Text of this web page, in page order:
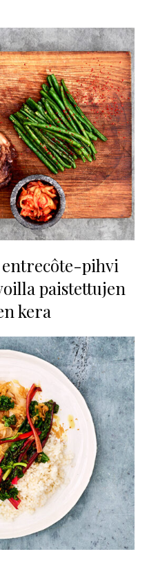
pihvi
paistettujen
kera